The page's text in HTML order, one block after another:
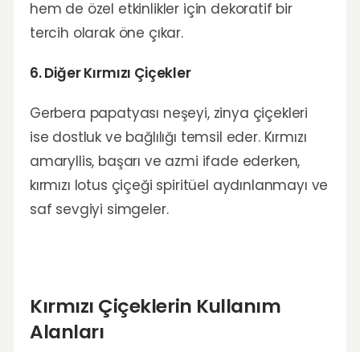
hem de özel etkinlikler için dekoratif bir
tercih olarak öne çıkar.
6. Diğer Kırmızı Çiçekler
Gerbera papatyası neşeyi, zinya çiçekleri
ise dostluk ve bağlılığı temsil eder. Kırmızı
amaryllis, başarı ve azmi ifade ederken,
kırmızı lotus çiçeği spiritüel aydınlanmayı ve
saf sevgiyi simgeler.
Kırmızı Çiçeklerin Kullanım
Alanları